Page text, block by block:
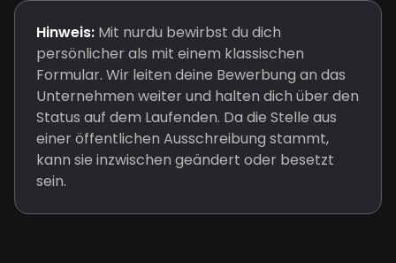
Hinweis: Mit nurdu bewirbst du dich
persönlicher als mit einem klassischen
Formular. Wir leiten deine Bewerbung an das
Unternehmen weiter und halten dich über den
Status auf dem Laufenden. Da die Stelle aus
einer öffentlichen Ausschreibung stammt,
kann sie inzwischen geändert oder besetzt
sein.